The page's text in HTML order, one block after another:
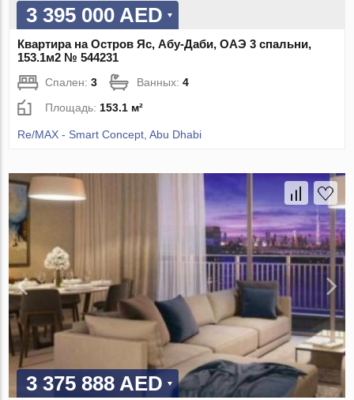
3 395 000 AED
Квартира на Остров Яс, Абу-Даби, ОАЭ 3 спальни,
153.1м2 № 544231
Спален:3 Ванных:4
Площадь: 153.1 м²
Re/MAX - Smart Concept, Abu Dhabi
3 375 888 AED